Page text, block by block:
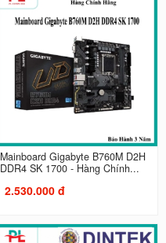
Mainboard Gigabyte B760M D2H
DDR4 SK 1700 - Hàng Chính...
2.530.000 đ